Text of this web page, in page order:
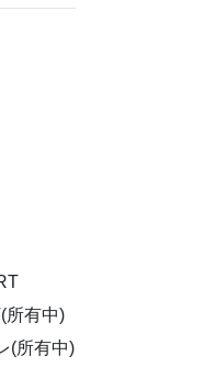
所有中)
(所有中)